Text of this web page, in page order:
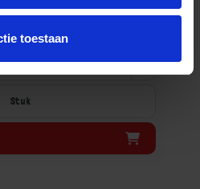
toestaan
+
Stuk